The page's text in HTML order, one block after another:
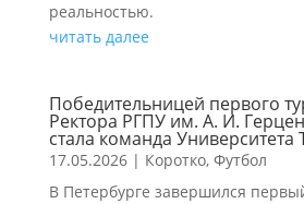
реальностью.
читать далее
Победительницей первого
Ректора РГПУ им. А. И.
стала команда Университета
17.05.2026| Коротко, Футбол
В Петербурге завершился